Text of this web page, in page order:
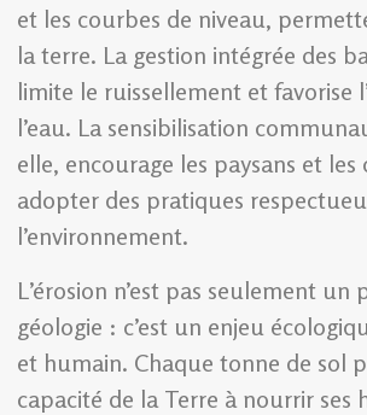
et les courbes de niveau,
la terre. La gestion intégrée des
limite le ruissellement et favorise
l’eau. La sensibilisation
elle, encourage les paysans et les
adopter des pratiques
l’environnement.
L’érosion n’est pas seulement un
géologie : c’est un enjeu
et humain. Chaque tonne de sol
capacité de la Terre à nourrir ses